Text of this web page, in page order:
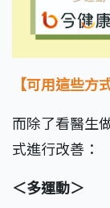
【可用這些方
而除了看醫生
式進行改善：
＜多運動＞